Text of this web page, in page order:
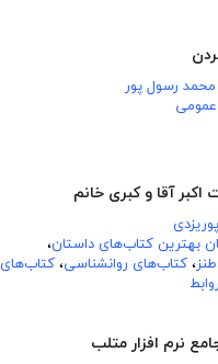
رسول پور
اکبر آقا و کبری خانم
بهترین کتاب‌های داستان،
، کتاب‌های روانشناسی، کتاب‌های
نرم افزار متلب